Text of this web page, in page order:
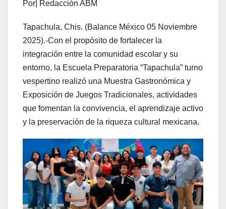
Por| Redacción ABM
Tapachula, Chis. (Balance México 05 Noviembre
2025).-Con el propósito de fortalecer la
integración entre la comunidad escolar y su
entorno, la Escuela Preparatoria “Tapachula” turno
vespertino realizó una Muestra Gastronómica y
Exposición de Juegos Tradicionales, actividades
que fomentan la convivencia, el aprendizaje activo
y la preservación de la riqueza cultural mexicana.